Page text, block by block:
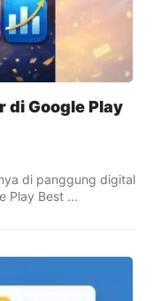
di Google Play
di panggung digital
Play Best ...